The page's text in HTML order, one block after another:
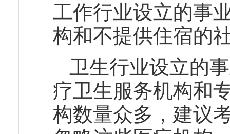
工作行业设立的事
构和不提供住宿的
卫生行业设立的
疗卫生服务机构和
构数量众多，建议